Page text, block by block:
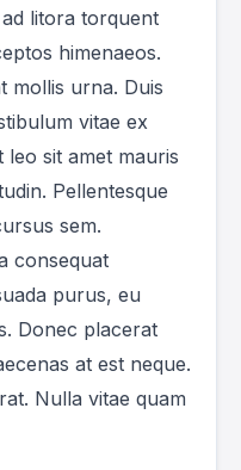
litora torquent
himenaeos.
mollis urna. Duis
vitae ex
leo sit amet mauris
Pellentesque
sem.
consequat
purus, eu
Donec placerat
at est neque.
Nulla vitae quam